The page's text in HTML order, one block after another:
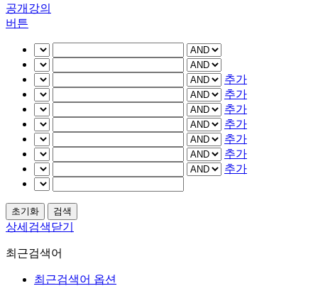
공개강의
버튼
추가
추가
추가
추가
추가
추가
추가
상세검색닫기
최근검색어
최근검색어 옵션